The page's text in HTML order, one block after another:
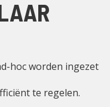
hoc worden ingezet
te regelen.